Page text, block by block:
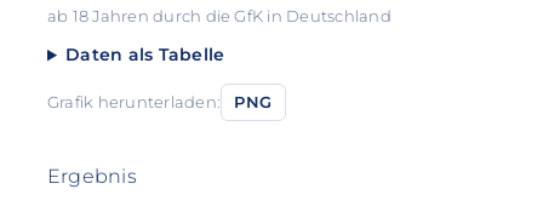
ab 18 Jahren durch die GfK in Deutschland
Daten als Tabelle
Grafik herunterladen: PNG
Ergebnis